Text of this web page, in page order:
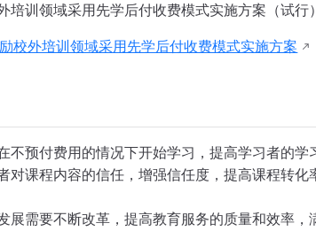
培训领域采用先学后付收费模式实施方案（试行
校外培训领域采用先学后付收费模式实施方案
不预付费用的情况下开始学习，提高学习者的
对课程内容的信任，增强信任度，提高课程转化
展需要不断改革，提高教育服务的质量和效率，